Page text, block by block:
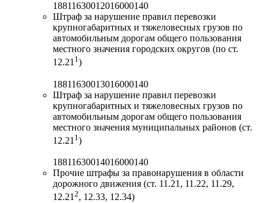
18811630012016000140
Штраф за нарушение правил перевозки
крупногабаритных и тяжеловесных грузов по
автомобильным дорогам общего пользования
местного значения городских округов (по ст.
12.211)
18811630013016000140
Штраф за нарушение правил перевозки
крупногабаритных и тяжеловесных грузов по
автомобильным дорогам общего пользования
местного значения муниципальных районов (ст.
12.21 1 )
18811630014016000140
Прочие штрафы за правонарушения в области
дорожного движения (ст. 11.21, 11.22, 11.29,
12.21 2, 12.33, 12.34)